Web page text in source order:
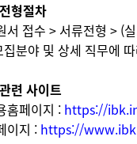
형절차
서 접수 > 서류전형 > (
집분야 및 상세 직무에
련 사이트
홈페이지 : https://
이지 : https://